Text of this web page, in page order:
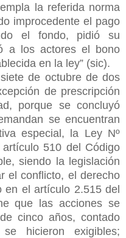
la referida norma
improcedente el pago
el fondo, pidió su
a los actores el bono
en la ley” (sic).
de octubre de dos
de prescripción
porque se concluyó
se encuentran
especial, la Ley Nº
510 del Código
siendo la legislación
el conflicto, el derecho
en el artículo 2.515 del
que las acciones se
cinco años, contado
hicieron exigibles;